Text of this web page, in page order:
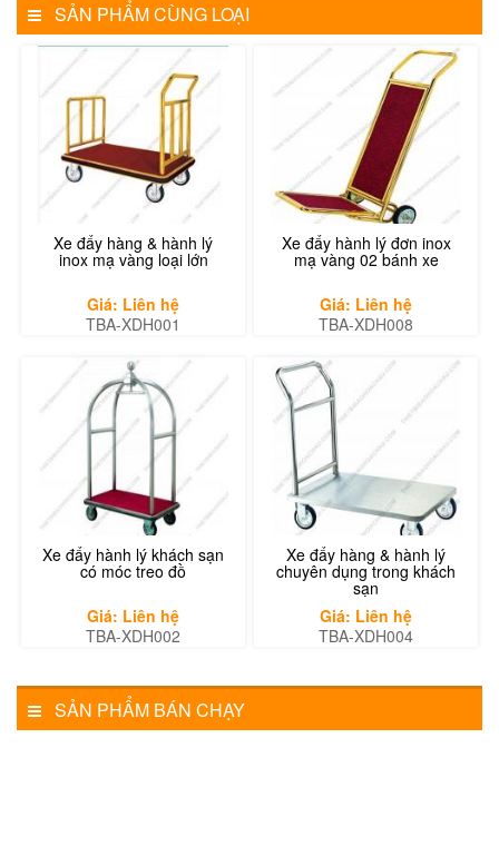
SẢN PHẨM CÙNG LOẠI
Xe đẩy hàng & hành lý
inox mạ vàng loại lớn
Giá: Liên hệ
TBA-XDH001
Xe đẩy hành lý đơn inox
mạ vàng 02 bánh xe
Giá: Liên hệ
TBA-XDH008
Xe đẩy hành lý khách sạn
có móc treo đồ
Giá: Liên hệ
TBA-XDH002
Xe đẩy hàng & hành lý
chuyên dụng trong khách
sạn
Giá: Liên hệ
TBA-XDH004
SẢN PHẨM BÁN CHẠY